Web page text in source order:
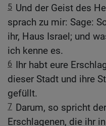
5 Und der Geist des
sprach zu mir: Sage:
ihr, Haus Israel; und
ich kenne es.
6 Ihr habt eure
dieser Stadt und ihre
gefüllt.
7 Darum, so spricht
Erschlagenen, die ihr